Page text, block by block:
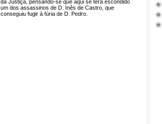
da Justiça, pensando-se que aqui se terá escondido
um dos assassinos de D. Inês de Castro, que
conseguiu fugir à fúria de D. Pedro.